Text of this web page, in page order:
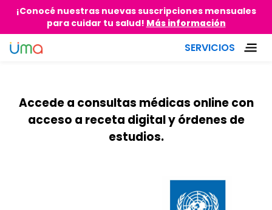
¡Conocé nuestras nuevas suscripciones mensuales
para cuidar tu salud! Más información
SERVICIOS
Inicio/
Accede a consultas médicas online con
acceso a receta digital y órdenes de
estudios.